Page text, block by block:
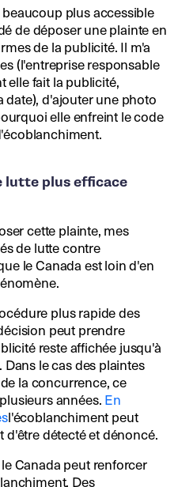
plus accessible
de déposer une plainte en
de la publicité. Il m'a
(l'entreprise responsable
elle fait la publicité,
date), d'ajouter une photo
elle enfreint le code
lutte plus efficace
cette plainte, mes
de lutte contre
le Canada est loin d'en
plus rapide des
peut prendre
reste affichée jusqu'à
le cas des plaintes
la concurrence, ce
années.En
l'écoblanchiment peut
d'être détecté et dénoncé.
Canada peut renforcer
Des